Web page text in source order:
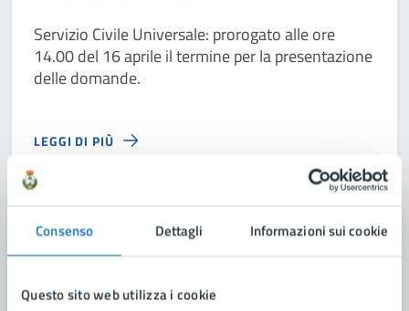
Consenso Dettagli Informazioni sui cookie
Questo sito web utilizza i cookie
Servizio Civile Universale: prorogato alle ore
14.00 del 16 aprile il termine per la presentazione
delle domande.
LEGGI DI PIÙ